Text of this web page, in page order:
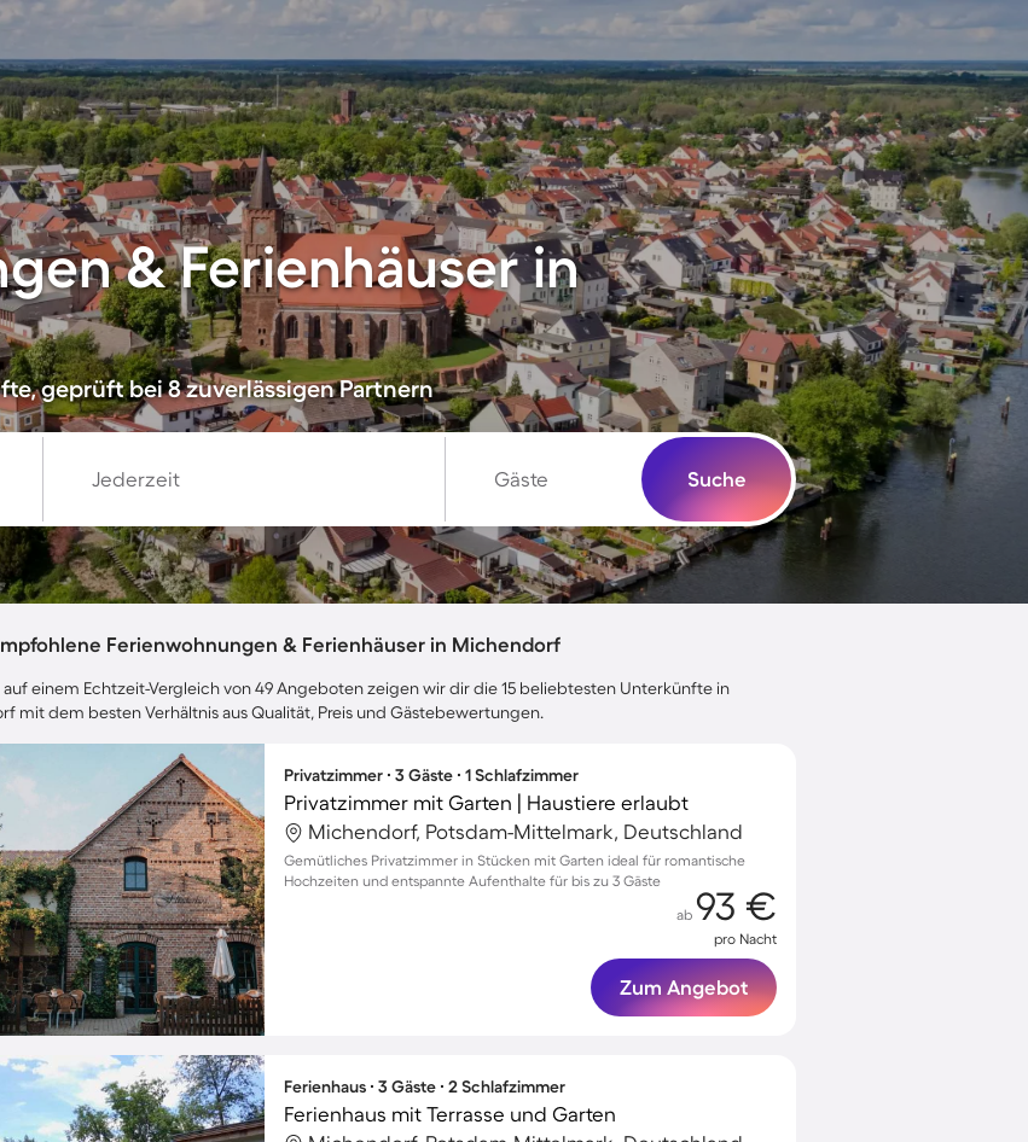
& Ferienhäuser in
geprüft bei 8 zuverlässigen Partnern
Jederzeit Gäste Suche
Ferienwohnungen & Ferienhäuser in Michendorf
auf einem Echtzeit-Vergleich von 49 Angeboten zeigen wir dir die 15 beliebtesten Unterkünfte in
mit dem besten Verhältnis aus Qualität, Preis und Gästebewertungen.
Privatzimmer ∙ 3 Gäste ∙ 1 Schlafzimmer
Privatzimmer mit Garten | Haustiere erlaubt
Michendorf, Potsdam-Mittelmark, Deutschland
Gemütliches Privatzimmer in Stücken mit Garten ideal für romantische
Hochzeiten und entspannte Aufenthalte für bis zu 3 Gäste
ab 93 €
pro Nacht
Zum Angebot
Ferienhaus ∙ 3 Gäste ∙ 2 Schlafzimmer
Ferienhaus mit Terrasse und Garten